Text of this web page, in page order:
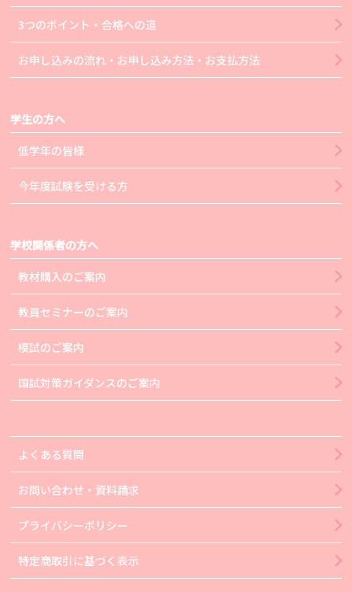
3つのポイント・合格への道
お申し込みの流れ・お申し込み方法・お支払方法
学生の方へ
低学年の皆様
今年度試験を受ける方
学校関係者の方へ
教材購入のご案内
教員セミナーのご案内
模試のご案内
国試対策ガイダンスのご案内
よくある質問
お問い合わせ・資料請求
プライバシーポリシー
特定商取引に基づく表示